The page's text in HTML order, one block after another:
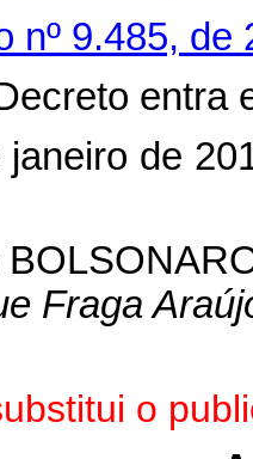
nº 9.485,
entra
de
Fraga
o